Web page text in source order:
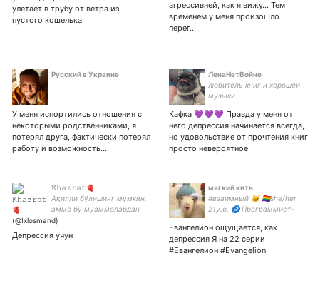
улетает в трубу от ветра из
пустого кошелька
агрессивней, как я вижу… Тем
временем у меня произошло
перег…
Русский в Украине
У меня испортились отношения с
некоторыми родственниками, я
потерял друга, фактически потерял
работу и возможность…
ЛенаНетВойне
любитель книг и хорошей
музыки.
Кафка 💜💜💜 Правда у меня от
него депрессия начинается всегда,
но удовольствие от прочтения книг
просто невероятное
𝙺𝚑𝚊𝚣𝚛𝚊𝚝🫀
Ақилли бўлишинг мумкин,
аммо бу муаммолардан
йироқсан дегани эмас...
Депрессия учун
мягкий кить
#взаимный 🐱 🏳️‍🌈she/her
21y.o. ♐ Программист-
взаимная подписка
Евангелион ощущается, как
депрессия Я на 22 серии
#Евангелион #Evangelion